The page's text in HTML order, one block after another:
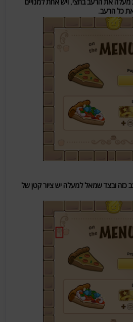
פיצה ב5 מטבעות מעלה את הרעב בחצי, ויש אחת למנויים
כזה ובצד שמאל למעלה יש ציור קטן של